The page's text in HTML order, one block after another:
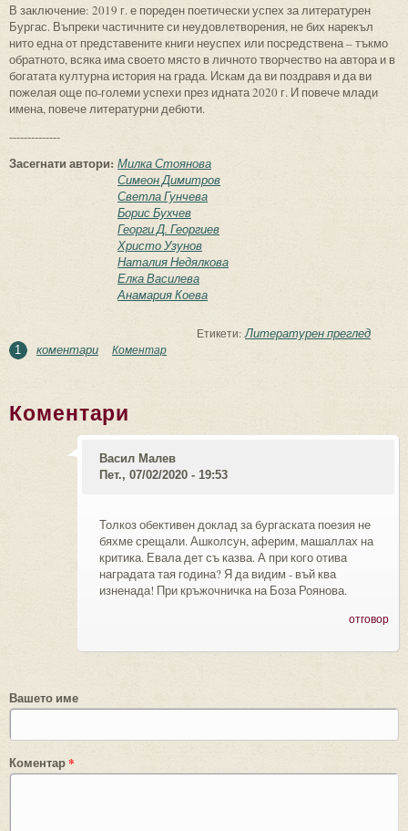
В заключение: 2019 г. е пореден поетически успех за литературен
Бургас. Въпреки частичните си неудовлетворения, не бих нарекъл
нито една от представените книги неуспех или посредствена – тъкмо
обратното, всяка има своето място в личното творчество на автора и в
богатата културна история на града. Искам да ви поздравя и да ви
пожелая още по-големи успехи през идната 2020 г. И повече млади
имена, повече литературни дебюти.
--------------
Засегнати автори: Милка Стоянова
Симеон Димитров
Светла Гунчева
Борис Бухчев
Георги Д. Георгиев
Христо Узунов
Наталия Недялкова
Елка Василева
Анамария Коева
1 коментари Коментар
Етикети: Литературен преглед
Коментари
Васил Малев
Пет., 07/02/2020 - 19:53
Толкоз обективен доклад за бургаската поезия не
бяхме срещали. Ашколсун, аферим, машаллах на
критика. Евала дет съ казва. А при кого отива
наградата тая година? Я да видим - въй ква
изненада! При кръжочничка на Боза Роянова.
отговор
Вашето име
Коментар*